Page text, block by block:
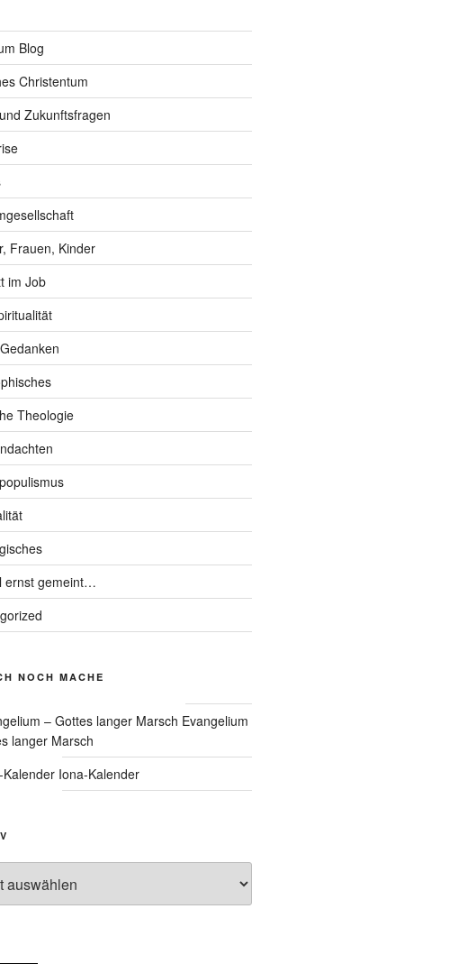
Blog
Christentum
Zukunftsfragen
Frauen, Kinder
im Job
Theologie
ernst gemeint…
NOCH MACHE
Evangelium
langer Marsch
Iona-Kalender